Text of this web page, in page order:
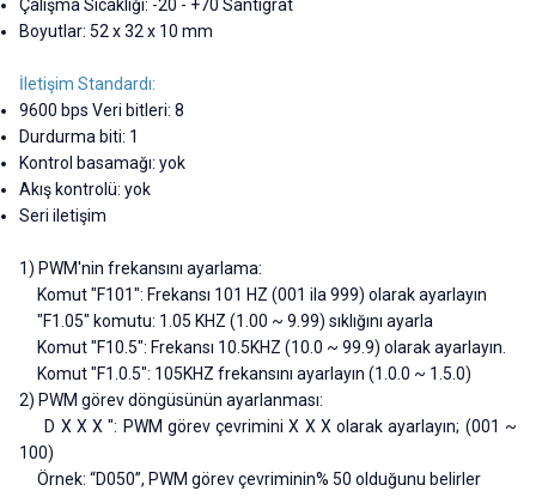
Çalışma Sıcaklığı: -20 - +70 Santigrat
Boyutlar: 52 x 32 x 10 mm
İletişim Standardı:
9600 bps Veri bitleri: 8
Durdurma biti: 1
Kontrol basamağı: yok
Akış kontrolü: yok
Seri iletişim
1) PWM'nin frekansını ayarlama:
Komut "F101": Frekansı 101 HZ (001 ila 999) olarak ayarlayın
"F1.05" komutu: 1.05 KHZ (1.00 ~ 9.99) sıklığını ayarla
Komut "F10.5": Frekansı 10.5KHZ (10.0 ~ 99.9) olarak ayarlayın.
Komut "F1.0.5": 105KHZ frekansını ayarlayın (1.0.0 ~ 1.5.0)
2) PWM görev döngüsünün ayarlanması:
D X X X ": PWM görev çevrimini X X X olarak ayarlayın; (001 ~
100)
Örnek: “D050”, PWM görev çevriminin% 50 olduğunu belirler